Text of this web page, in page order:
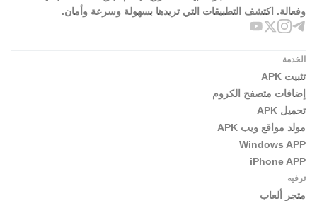
وفعالة. اكتشف التطبيقات التي تريدها بسهولة وسرعة وأمان.
الخدمة
تثبيت APK
إضافات متصفح الكروم
تحميل APK
مولد مواقع ويب APK
Windows APP
iPhone APP
ترفيه
متجر ألعاب